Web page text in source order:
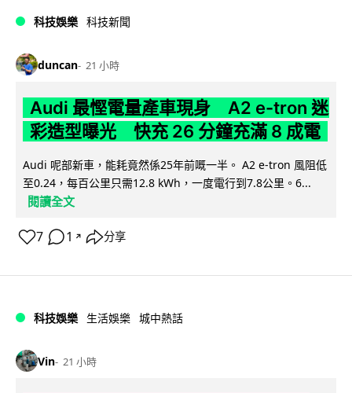
科技娛樂 科技新聞
duncan 21 小時
Audi 最慳電量產車現身 A2 e-tron 迷
彩造型曝光 快充 26 分鐘充滿 8 成電
Audi 呢部新車，能耗竟然係25年前嘅一半。 A2 e-tron 風阻低
至0.24，每百公里只需12.8 kWh，一度電行到7.8公里。6...
閱讀全文
7 1 ↗ 分享
科技娛樂 生活娛樂 城中熱話
Vin 21 小時